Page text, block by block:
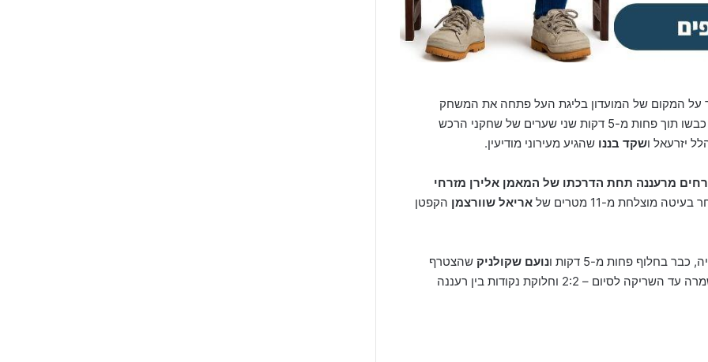
על המקום של המועדון בליגת העל פתחה את המשחק
בסערה, כאשר לאחר 20 דקות של משחק ללא שערים כבשו תוך פחות מ-5 דקות שני שערים של שחקני הרכש
יזרעאל ושקד בננו שהגיע מעירוני מודיעין.
מרעננה תחת הדרכתו של המאמן אלירן מזרחי
אריאל שוורצמן הקפטן
בחלוף פחות מ-5 דקות ו נועם שקולניק שהצטרף
מהפועל ת"א קבע שוויון בדרבי של השרון. תוצאה שנשמרה עד השריקה לסיום – 2:2 וחלוקת נקודות בין רעננה